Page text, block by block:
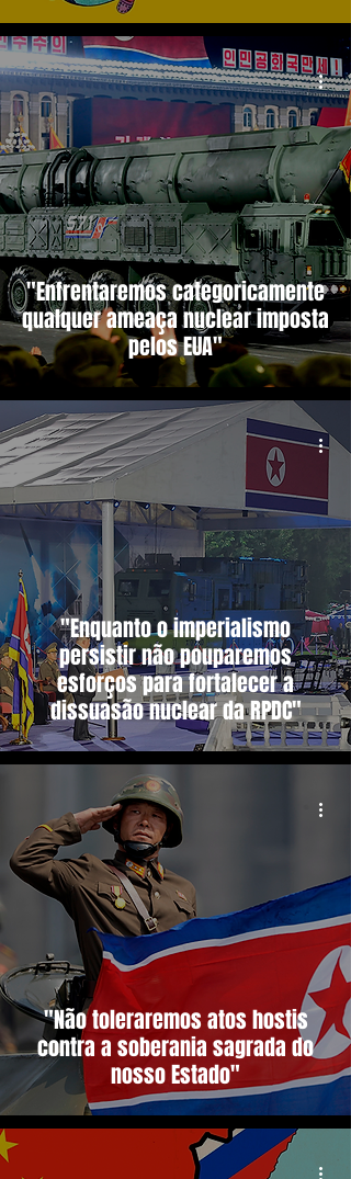
"Enfrentaremos categoricamente
qualquer ameaça nuclear imposta
pelos EUA"
"Enquanto o imperialismo
persistir não pouparemos
esforços para fortalecer a
dissuasão nuclear da RPDC"
"Não toleraremos atos hostis
contra a soberania sagrada do
nosso Estado"